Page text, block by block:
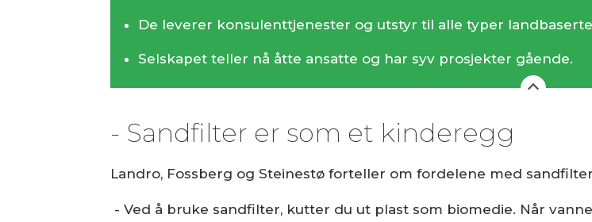
De leverer konsulenttjenester og utstyr til alle typer
Selskapet teller nå åtte ansatte og har syv prosjekter gående.
- Sandfilter er som et kinderegg
Landro, Fossberg og Steinestø forteller om fordelene med
- Ved å bruke sandfilter, kutter du ut plast som biomedie. Når